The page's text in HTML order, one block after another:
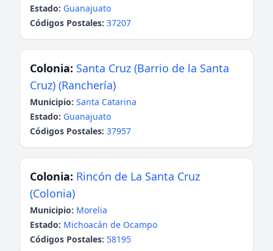
Estado: Guanajuato
Códigos Postales: 37207
Colonia: Santa Cruz (Barrio de la Santa
Cruz) (Ranchería)
Municipio: Santa Catarina
Estado: Guanajuato
Códigos Postales: 37957
Colonia: Rincón de La Santa Cruz
(Colonia)
Municipio: Morelia
Estado: Michoacán de Ocampo
Códigos Postales: 58195